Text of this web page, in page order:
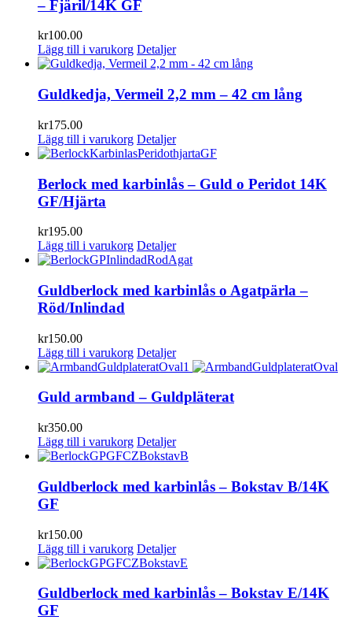
– Fjäril/14K GF
kr100.00
Lägg till i varukorg Detaljer
Guldkedja, Vermeil 2,2 mm – 42 cm lång
kr175.00
Lägg till i varukorg Detaljer
Berlock med karbinlås – Guld o Peridot 14K
GF/Hjärta
kr195.00
Lägg till i varukorg Detaljer
Guldberlock med karbinlås o Agatpärla –
Röd/Inlindad
kr150.00
Lägg till i varukorg Detaljer
Guld armband – Guldpläterat
kr350.00
Lägg till i varukorg Detaljer
Guldberlock med karbinlås – Bokstav B/14K
GF
kr150.00
Lägg till i varukorg Detaljer
Guldberlock med karbinlås – Bokstav E/14K
GF